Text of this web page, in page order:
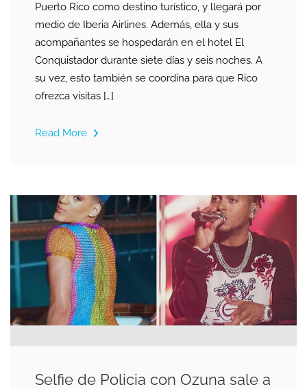
Puerto Rico como destino turístico, y llegará por
medio de Iberia Airlines. Además, ella y sus
acompañantes se hospedarán en el hotel El
Conquistador durante siete días y seis noches. A
su vez, esto también se coordina para que Rico
ofrezca visitas […]
Read More
Selfie de Policia con Ozuna sale a